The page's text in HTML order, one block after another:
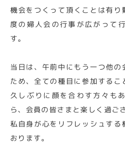
機会をつくって頂くことは有
度の婦人会の行事が広がって
す。
当日は、午前中にもう一つ他
ため、全ての種目に参加するこ
久しぶりに顔を合わす方々も
ら、会員の皆さまと楽しく過ご
私自身が心をリフレッシュする
おります。